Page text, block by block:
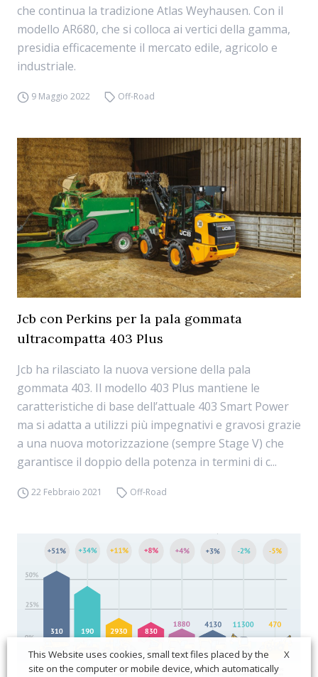
che continua la tradizione Atlas Weyhausen. Con il
modello AR680, che si colloca ai vertici della gamma,
presidia efficacemente il mercato edile, agricolo e
industriale.
9 Maggio 2022 Off-Road
Jcb con Perkins per la pala gommata
ultracompatta 403 Plus
Jcb ha rilasciato la nuova versione della pala
gommata 403. Il modello 403 Plus mantiene le
caratteristiche di base dell’attuale 403 Smart Power
ma si adatta a utilizzi più impegnativi e gravosi grazie
a una nuova motorizzazione (sempre Stage V) che
garantisce il doppio della potenza in termini di c...
22 Febbraio 2021 Off-Road
X
This Website uses cookies, small text files placed by the
site on the computer or mobile device, which automatically